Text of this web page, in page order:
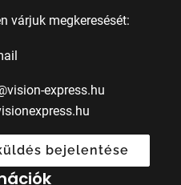
várjuk megkeresését:
express.hu
bejelentése